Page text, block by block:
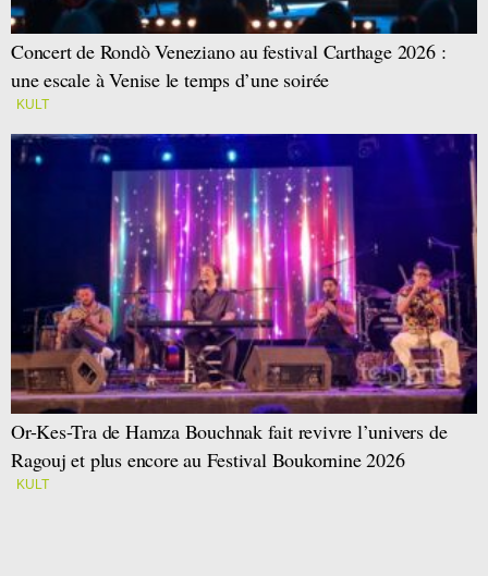
Concert de Rondò Veneziano au festival Carthage 2026 :
une escale à Venise le temps d’une soirée
KULT
Or-Kes-Tra de Hamza Bouchnak fait revivre l’univers de
Ragouj et plus encore au Festival Boukornine 2026
KULT